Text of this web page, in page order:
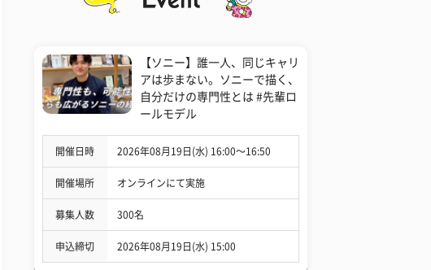
【ソニー】誰一人、同じキャリ
アは歩まない。ソニーで描く、
自分だけの専門性とは #先輩ロ
ールモデル
開催日時 2026年08月19日(水) 16:00〜16:50
開催場所 オンラインにて実施
募集人数 300名
申込締切 2026年08月19日(水) 15:00